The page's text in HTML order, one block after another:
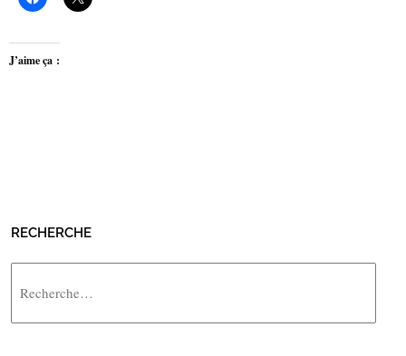
J’aime ça :
RECHERCHE